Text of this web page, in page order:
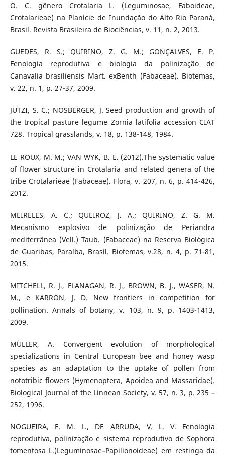
O. C. gênero Crotalaria L. (Leguminosae, Faboideae,
Crotalarieae) na Planície de Inundação do Alto Rio Paraná,
Brasil. Revista Brasileira de Biociências, v. 11, n. 2, 2013.
GUEDES, R. S.; QUIRINO, Z. G. M.; GONÇALVES, E. P.
Fenologia reprodutiva e biologia da polinização de
Canavalia brasiliensis Mart. exBenth (Fabaceae). Biotemas,
v. 22, n. 1, p. 27-37, 2009.
JUTZI, S. C.; NOSBERGER, J. Seed production and growth of
the tropical pasture legume Zornia latifolia accession CIAT
728. Tropical grasslands, v. 18, p. 138-148, 1984.
LE ROUX, M. M.; VAN WYK, B. E. (2012).The systematic value
of flower structure in Crotalaria and related genera of the
tribe Crotalarieae (Fabaceae). Flora, v. 207, n. 6, p. 414-426,
2012.
MEIRELES, A. C.; QUEIROZ, J. A.; QUIRINO, Z. G. M.
Mecanismo explosivo de polinização de Periandra
mediterrânea (Vell.) Taub. (Fabaceae) na Reserva Biológica
de Guaribas, Paraíba, Brasil. Biotemas, v.28, n. 4, p. 71-81,
2015.
MITCHELL, R. J., FLANAGAN, R. J., BROWN, B. J., WASER, N.
M., e KARRON, J. D. New frontiers in competition for
pollination. Annals of botany, v. 103, n. 9, p. 1403-1413,
2009.
MÜLLER, A. Convergent evolution of morphological
specializations in Central European bee and honey wasp
species as an adaptation to the uptake of pollen from
nototribic flowers (Hymenoptera, Apoidea and Massaridae).
Biological Journal of the Linnean Society, v. 57, n. 3, p. 235 –
252, 1996.
NOGUEIRA, E. M. L., DE ARRUDA, V. L. V. Fenologia
reprodutiva, polinização e sistema reprodutivo de Sophora
tomentosa L.(Leguminosae–Papilionoideae) em restinga da